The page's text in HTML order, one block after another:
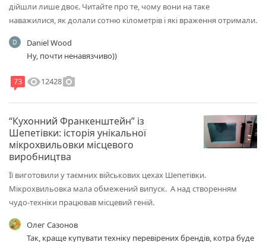
дійшли лише двоє. Читайте про те, чому вони на таке
наважилися, як долали сотню кілометрів і які враження отримали.
Daniel Wood
Ну, почти ненавязчиво))
73 visibility12428photo_camera
“Кухонний Франкенштейн” із
Шепетівки: історія унікальної
мікрохвильовки місцевого
виробництва
Її виготовили у таємних військових цехах Шепетівки.
Мікрохвильовка мала обмежений випуск. А над створенням
чудо-техніки працював місцевий геній.
Олег Сазонов
Так, краще купувати техніку перевірених брендів, котра буде